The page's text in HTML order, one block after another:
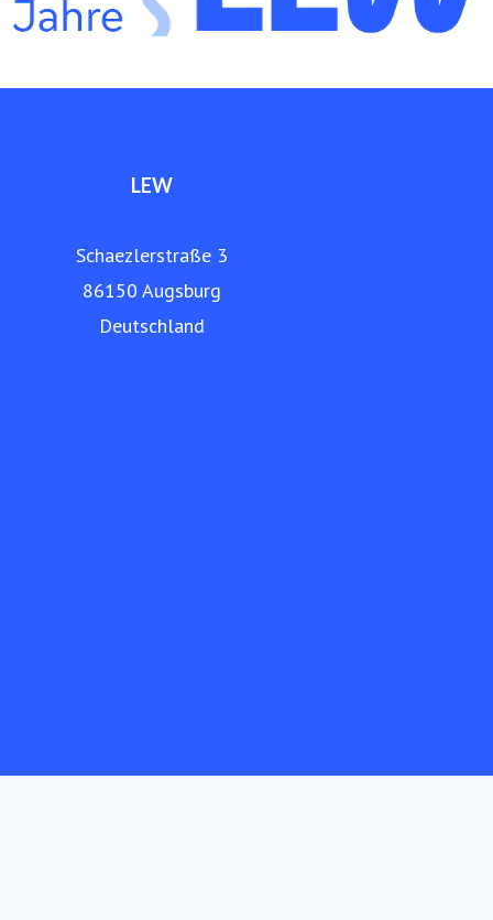
über 9.000 Kilometer langes Glasfasernetz in der Region.
www.lew.de
LEW
Schaezlerstraße 3
86150 Augsburg
Deutschland